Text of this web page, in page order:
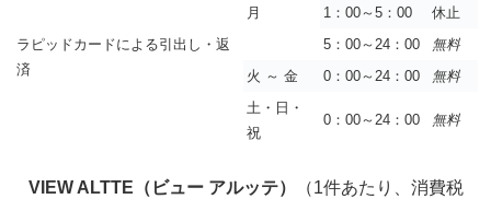
ラピッドカードによる引出し・返
済
月
1：00～5：00
休止
5：00～24：00
無料
火 ～ 金
0：00～24：00
無料
土・日・
祝
0：00～24：00 無料
VIEW ALTTE（ビュー アルッテ）
（1件あたり、消費税